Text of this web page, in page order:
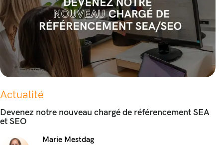
Actualité
Devenez notre nouveau chargé de référencement SEA
et SEO
Marie Mestdag